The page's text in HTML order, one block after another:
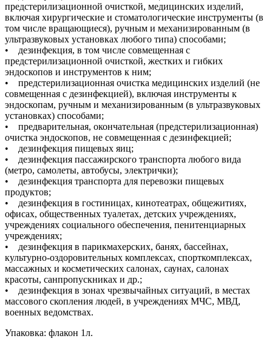
предстерилизационной очисткой, медицинских изделий,
включая хирургические и стоматологические инструменты (в
том числе вращающиеся), ручным и механизированным (в
ультразвуковых установках любого типа) способами;
• дезинфекция, в том числе совмещенная с
предстерилизационной очисткой, жестких и гибких
эндоскопов и инструментов к ним;
• предстерилизационная очистка медицинских изделий (не
совмещенная с дезинфекцией), включая инструменты к
эндоскопам, ручным и механизированным (в ультразвуковых
установках) способами;
• предварительная, окончательная (предстерилизационная)
очистка эндоскопов, не совмещенная с дезинфекцией;
• дезинфекция пищевых яиц;
• дезинфекция пассажирского транспорта любого вида
(метро, самолеты, автобусы, электрички);
• дезинфекция транспорта для перевозки пищевых
продуктов;
• дезинфекция в гостиницах, кинотеатрах, общежитиях,
офисах, общественных туалетах, детских учреждениях,
учреждениях социального обеспечения, пенитенциарных
учреждениях;
• дезинфекция в парикмахерских, банях, бассейнах,
культурно-оздоровительных комплексах, спорткомплексах,
массажных и косметических салонах, саунах, салонах
красоты, санпропускниках и др.;
• дезинфекция в зонах чрезвычайных ситуаций, в местах
массового скопления людей, в учреждениях МЧС, МВД,
военных ведомствах.
Упаковка: флакон 1л.